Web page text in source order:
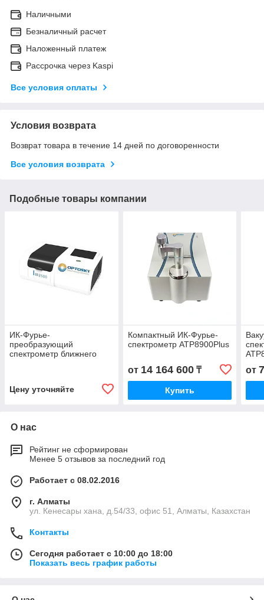
Наличными
Безналичный расчет
Наложенный платеж
Рассрочка через Kaspi
Все условия оплаты
Условия возврата
Возврат товара в течение 14 дней по договоренности
Все условия возврата
Подобные товары компании
ИК-Фурье-
преобразующий
спектрометр ближнего
Цену уточняйте
Компактный ИК-Фурье-
спектрометр ATP8900Plus
от 14 164 600₸
Купить
от
О нас
Рейтинг не сформирован
Менее 5 отзывов за последний год
Работает с 08.02.2016
г. Алматы
ул. Кенесары хана, д.54/33, офис 51, Алматы, Казахстан
Контакты
Сегодня работает с 10:00 до 18:00
Показать весь график работы